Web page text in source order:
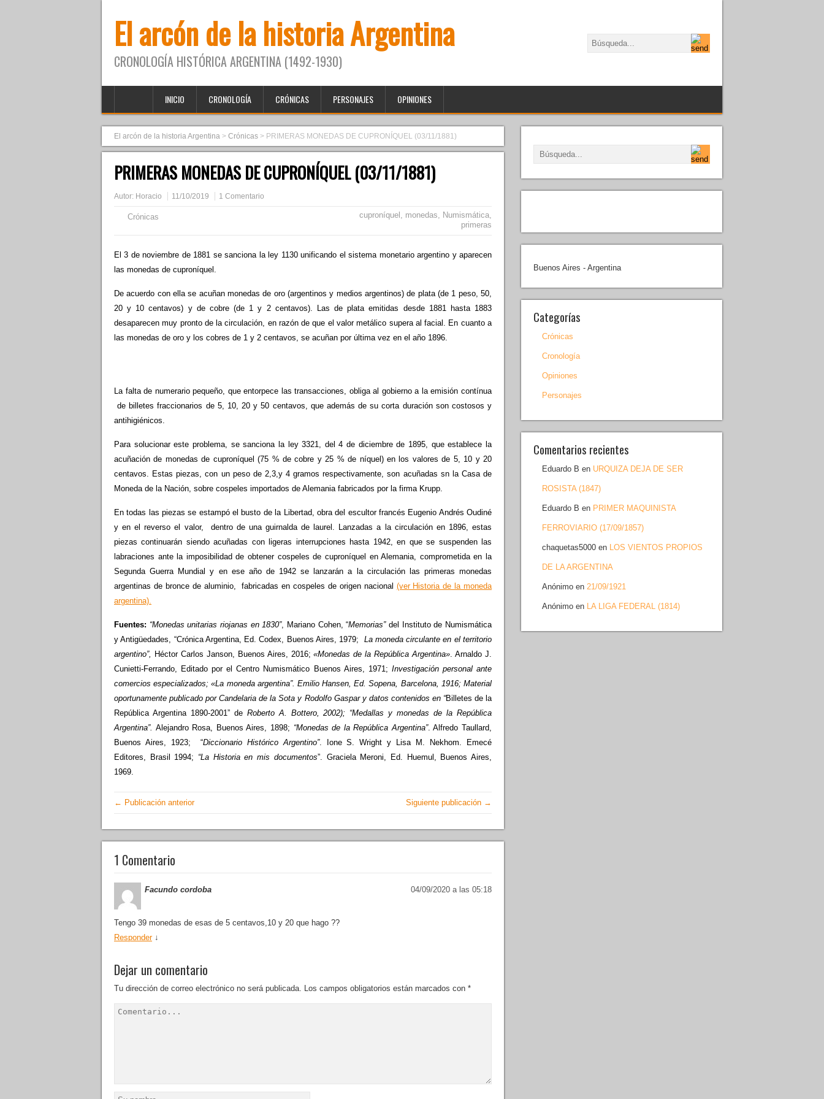
El arcón de la historia Argentina
CRONOLOGÍA HISTÓRICA ARGENTINA (1492-1930)
INICIO CRONOLOGÍA CRÓNICAS PERSONAJES OPINIONES
El arcón de la historia Argentina > Crónicas > PRIMERAS MONEDAS DE CUPRONÍQUEL (03/11/1881)
PRIMERAS MONEDAS DE CUPRONÍQUEL (03/11/1881)
Autor: Horacio 11/10/2019 1 Comentario
Crónicas cuproníquel , monedas, Numismática,
primeras
El 3 de noviembre de 1881 se sanciona la ley 1130 unificando el sistema monetario argentino y aparecen
las monedas de cuproníquel.
De acuerdo con ella se acuñan monedas de oro (argentinos y medios ar­gentinos) de plata (de 1 peso, 50,
20 y 10 centavos) y de cobre (de 1 y 2 centavos). Las de plata emitidas desde 1881 hasta 1883
desaparecen muy pronto de la circulación, en razón de que el valor metálico supera al facial. En cuanto a
las monedas de oro y los cobres de 1 y 2 centavos, se acuñan por última vez en el año 1896.
La falta de numerario pequeño, que entorpece las transacciones, obliga al gobierno a la emisión contínua
de billetes fraccionarios de 5, 10, 20 y 50 centavos, que ade­más de su corta duración son costosos y
antihigiénicos.
Para solucionar este proble­ma, se sanciona la ley 3321, del 4 de diciembre de 1895, que establece la
acuñación de monedas de cuproníquel (75 % de cobre y 25 % de níquel) en los valores de 5, 10 y 20
centavos. Estas piezas, con un peso de 2,3,y 4 gramos respectivamente, son acuñadas sn la Casa de
Moneda de la Nación, sobre cospeles importados de Alemania fabricados por la firma Krupp.
En todas las piezas se estampó el busto de la Libertad, obra del escultor francés Eu­genio Andrés Oudiné
y en el reverso el valor, dentro de una guirnalda de laurel. Lanzadas a la circulación en 1896, estas
piezas continuarán siendo acuñadas con li­geras interrupciones hasta 1942, en que se suspenden las
labraciones ante la imposibilidad de obtener cospeles de cuproníquel en Alemania, comprometida en la
Segunda Guerra Mundial y en ese año de 1942 se lanzarán a la circulación las primeras monedas
argentinas de bronce de aluminio, fabricadas en cospeles de origen nacional (ver Historia de la moneda
argentina).
Fuentes: “Monedas unitarias riojanas en 1830”, Mariano Cohen, “Memorias”del Instituto de Numismática
y Antigüedades, “Crónica Argentina, Ed. Codex, Buenos Aires, 1979; La moneda circulante en el territorio
argentino”, Héctor Carlos Janson, Buenos Aires, 2016;«Monedas de la República Argentina». Arnaldo J.
Cunietti-Ferrando, Editado por el Centro Numismático Buenos Aires, 1971; Investigación personal ante
comercios especializados;«La moneda argentina”. Emilio Hansen, Ed. Sopena, Barcelona, 1916; Material
oportunamente publicado por Candelaria de la Sota y Rodolfo Gaspar y datos contenidos en “Billetes de la
República Argentina 1890-2001” de Roberto A. Bottero, 2002); “Medallas y monedas de la República
Argentina”. Alejandro Rosa, Buenos Aires, 1898; “Monedas de la República Argentina”. Alfredo Taullard,
Buenos Aires, 1923; “Diccionario Histórico Argentino”. Ione S. Wright y Lisa M. Nekhom. Emecé
Editores, Brasil 1994; “La Historia en mis documentos”. Graciela Meroni, Ed. Huemul, Buenos Aires,
1969.
← Publicación anterior Siguiente publicación →
1 Comentario
Facundo cordoba 04/09/2020 a las 05:18
Tengo 39 monedas de esas de 5 centavos,10 y 20 que hago ??
Responder ↓
Dejar un comentario
Tu dirección de correo electrónico no será publicada. Los campos obligatorios están marcados con *
Buenos Aires - Argentina
Categorías
Crónicas
Cronología
Opiniones
Personajes
Comentarios recientes
Eduardo B en URQUIZA DEJA DE SER
ROSISTA (1847)
Eduardo B en PRIMER MAQUINISTA
FERROVIARIO (17/09/1857)
chaquetas5000 en LOS VIENTOS PROPIOS
DE LA ARGENTINA
Anónimo en 21/09/1921
Anónimo en LA LIGA FEDERAL (1814)